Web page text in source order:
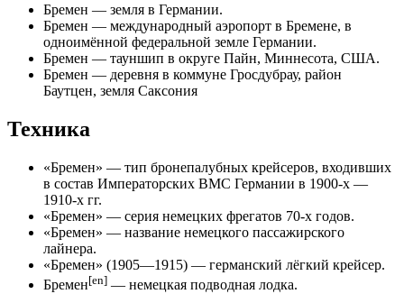
Бремен — земля в Германии.
Бремен — международный аэропорт в Бремене, в
одноимённой федеральной земле Германии.
Бремен — тауншип в округе Пайн, Миннесота, США.
Бремен — деревня в коммуне Гросдубрау, район
Баутцен, земля Саксония
Техника
«Бремен» — тип бронепалубных крейсеров, входивших
в состав Императорских ВМС Германии в 1900-х —
1910-х гг.
«Бремен» — серия немецких фрегатов 70-х годов.
«Бремен» — название немецкого пассажирского
лайнера.
«Бремен» (1905—1915) — германский лёгкий крейсер.
Бремен[en] — немецкая подводная лодка.